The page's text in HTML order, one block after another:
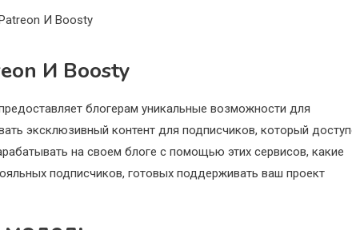
И Boosty
И Boosty
блогерам уникальные возможности для
эксклюзивный контент для подписчиков, который
на своем блоге с помощью этих сервисов, какие
подписчиков, готовых поддерживать ваш проект